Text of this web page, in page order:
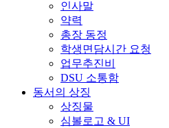
인사말
약력
총장 동정
학생면담시간 요청
업무추진비
DSU 소통함
동서의 상징
상징물
심볼로고 & UI